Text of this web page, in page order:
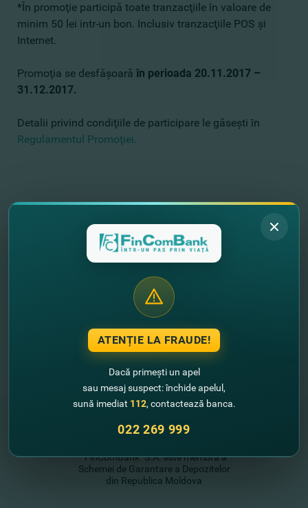
*În promoţie participă toate tranzacţiile în valoare de
minim 50 lei intr-un bon. Inclusiv tranzacţiile POS şi
Internet.
Promoţia se desfăşoară în perioada 20.11.2017 –
31.12.2017.
Detalii privind condiţiile de participare le găseşti în
Regulamentul Promoţiei.
Alte noutăţi
"FinComBank" S.A. este membră a
Schemei de Garantare a Depozitelor
din Republica Moldova
ATENȚIE LA FRAUDE!
Dacă primești un apel
sau mesaj suspect: închide apelul,
sună imediat 112, contactează banca.
022 269 999